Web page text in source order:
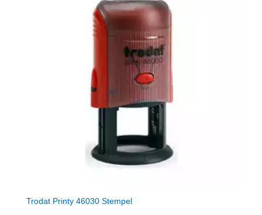
Trodat Printy 46030 Stempel